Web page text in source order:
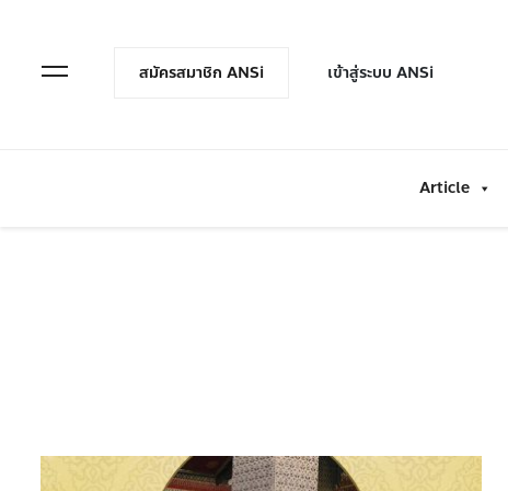
Open Menuสมัครสมาชิก ANSi เข้าสู่ระบบ ANSi
Article